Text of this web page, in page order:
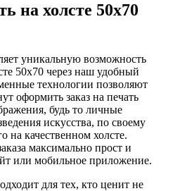
на холсте 50х70
уникальную возможность
50х70 через наш удобный
технологии позволяют
оформить заказ на печать
будь то личные
искусства, по своему
на качественном холсте.
максимально прост и
или мобильное приложение.
для тех, кто ценит не